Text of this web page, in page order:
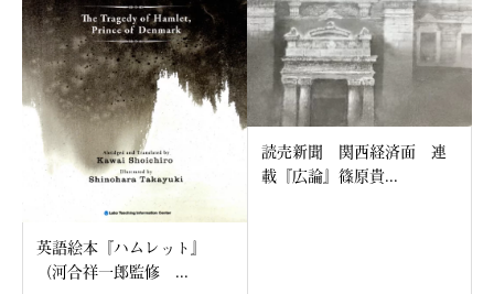
英語絵本『ハムレット』
（河合祥一郎監修 ...
読売新聞 関西経済面 連
載『広論』篠原貴...